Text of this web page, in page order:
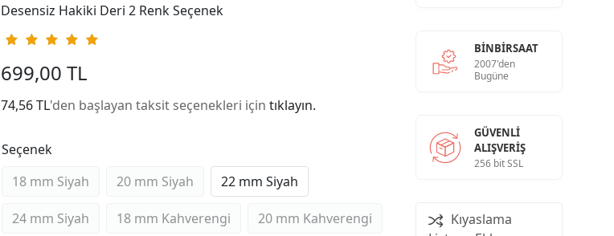
Desensiz Hakiki Deri 2 Renk Seçenek
699,00 TL
74,56 TL'den başlayan taksit seçenekleri için tıklayın.
Seçenek
18 mm Siyah
20 mm Siyah 22 mm Siyah
24 mm Siyah 18 mm Kahverengi 20 mm Kahverengi
BINBIRSAAT
2007'den
Bugüne
GÜVENLI
ALIŞVERIŞ
256 bit SSL
Kıyaslama